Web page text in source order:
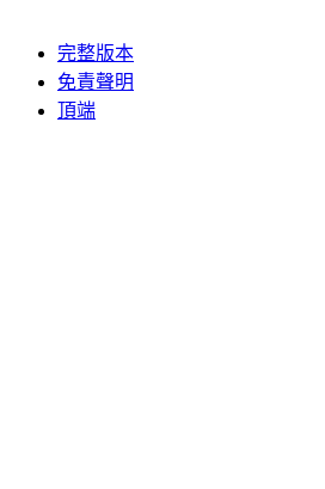
完整版本
免責聲明
頂端